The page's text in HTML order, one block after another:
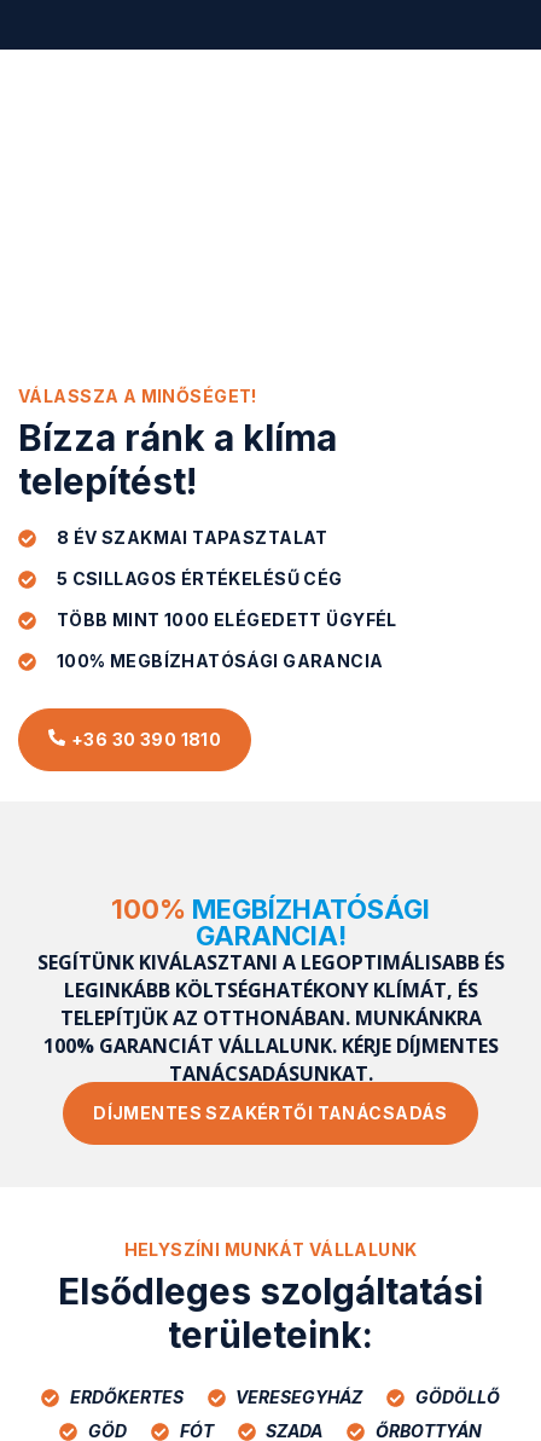
VÁLASSZA A MINŐSÉGET!
Bízza ránk a klíma
telepítést!
8 ÉV SZAKMAI TAPASZTALAT
5 CSILLAGOS ÉRTÉKELÉSŰ CÉG
TÖBB MINT 1000 ELÉGEDETT ÜGYFÉL
100% MEGBÍZHATÓSÁGI GARANCIA
+36 30 390 1810
100% MEGBÍZHATÓSÁGI
GARANCIA!
SEGÍTÜNK KIVÁLASZTANI A LEGOPTIMÁLISABB ÉS
LEGINKÁBB KÖLTSÉGHATÉKONY KLÍMÁT, ÉS
TELEPÍTJÜK AZ OTTHONÁBAN. MUNKÁNKRA
100% GARANCIÁT VÁLLALUNK. KÉRJE DÍJMENTES
TANÁCSADÁSUNKAT.
DÍJMENTES SZAKÉRTŐI TANÁCSADÁS
HELYSZÍNI MUNKÁT VÁLLALUNK
Elsődleges szolgáltatási
területeink:
ERDŐKERTES VERESEGYHÁZ
GÖDÖLLŐ
GÖD
FÓT SZADA ŐRBOTTYÁN